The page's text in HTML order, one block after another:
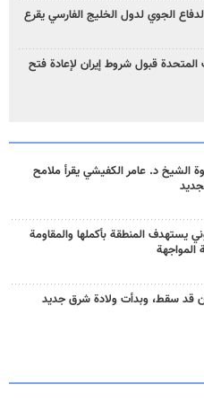
الجوي لدول الخليج الفارسي يقرع
المتحدة قبول شروط إيران لإعادة فتح
الشيخ د. عامر الكفيشي يقرأ ملامح
يستهدف المنطقة بأكملها والمقاومة
المواجهة
قد سقط، وبدأت ولادة شرق جديد